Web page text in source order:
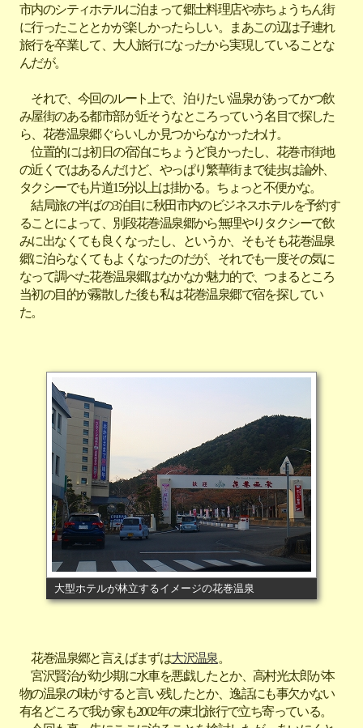
市内のシティホテルに泊まって郷土料理店や赤ちょうちん街
に行ったこととかが楽しかったらしい。まあこの辺は子連れ
旅行を卒業して、大人旅行になったから実現していることな
んだが。
それで、今回のルート上で、泊りたい温泉があってかつ飲
み屋街のある都市部が近そうなところっていう名目で探した
ら、花巻温泉郷ぐらいしか見つからなかったわけ。
位置的には初日の宿泊にちょうど良かったし、花巻市街地
の近くではあるんだけど、やっぱり繁華街まで徒歩は論外、
タクシーでも片道15分以上は掛かる。ちょっと不便かな。
結局旅の半ばの3泊目に秋田市内のビジネスホテルを予約す
ることによって、別段花巻温泉郷から無理やりタクシーで飲
みに出なくても良くなったし、というか、そもそも花巻温泉
郷に泊らなくてもよくなったのだが、それでも一度その気に
なって調べた花巻温泉郷はなかなか魅力的で、つまるところ
当初の目的が霧散した後も私は花巻温泉郷で宿を探してい
た。
大型ホテルが林立するイメージの花巻温泉
花巻温泉郷と言えばまずは大沢温泉。
宮沢賢治が幼少期に水車を悪戯したとか、高村光太郎が本
物の温泉の味がすると言い残したとか、逸話にも事欠かない
有名どころで我が家も2002年の東北旅行で立ち寄っている。